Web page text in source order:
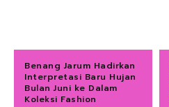
Benang Jarum Hadirkan
Interpretasi Baru Hujan
Bulan Juni ke Dalam
Koleksi Fashion